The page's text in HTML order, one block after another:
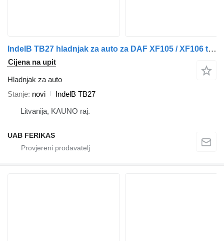
IndelB TB27 hladnjak za auto za DAF XF105 / XF106 tegljača
Cijena na upit
Hladnjak za auto
Stanje novi
IndelB TB27
Litvanija, KAUNO raj.
UAB FERIKAS